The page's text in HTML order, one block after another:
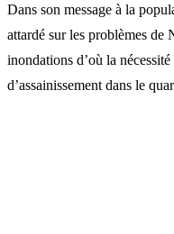
Dans son message à la
attardé sur les problèmes de
inondations d’où la
d’assainissement dans le